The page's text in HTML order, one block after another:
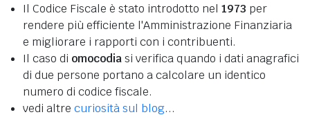
Il Codice Fiscale è stato introdotto nel 1973 per
rendere più efficiente l'Amministrazione Finanziaria
e migliorare i rapporti con i contribuenti.
Il caso di omocodiasi verifica quando i dati anagrafici
di due persone portano a calcolare un identico
numero di codice fiscale.
vedi altre curiosità sul blog...